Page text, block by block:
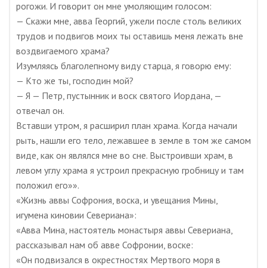
рогожи. И говорит он мне умоляющим голосом:
— Скажи мне, авва Георгий, ужели после столь великих
трудов и подвигов моих ты оставишь меня лежать вне
воздвигаемого храма?
Изумляясь благолепному виду старца, я говорю ему:
— Кто же ты, господин мой?
— Я — Петр, пустынник и воск святого Иордана, —
отвечал он.
Вставши утром, я расширил план храма. Когда начали
рыть, нашли его тело, лежавшее в земле в том же самом
виде, как он являлся мне во сне. Выстроивши храм, в
левом углу храма я устроил прекрасную гробницу и там
положил его»».
«Жизнь аввы Софрония, воска, и увещания Мины,
игумена киновии Севериана»:
«Авва Мина, настоятель монастыря аввы Севериана,
рассказывал нам об авве Софронии, воске:
«Он подвизался в окрестностях Мертвого моря в